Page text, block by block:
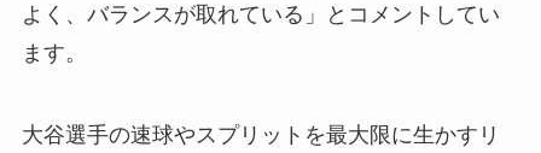
よく、バランスが取れている」とコメントしてい
ます。
大谷選手の速球やスプリットを最大限に生かすリ